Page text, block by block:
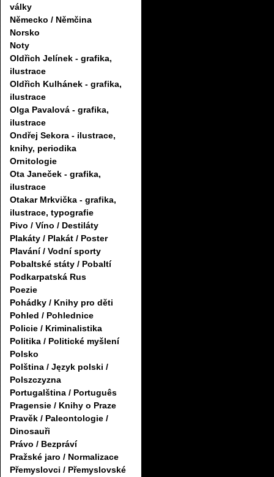
války
Německo / Němčina
Norsko
Noty
Oldřich Jelínek - grafika,
ilustrace
Oldřich Kulhánek - grafika,
ilustrace
Olga Pavalová - grafika,
ilustrace
Ondřej Sekora - ilustrace,
knihy, periodika
Ornitologie
Ota Janeček - grafika,
ilustrace
Otakar Mrkvička - grafika,
ilustrace, typografie
Pivo / Víno / Destiláty
Plakáty / Plakát / Poster
Plavání / Vodní sporty
Pobaltské státy / Pobaltí
Podkarpatská Rus
Poezie
Pohádky / Knihy pro děti
Pohled / Pohlednice
Policie / Kriminalistika
Politika / Politické myšlení
Polsko
Polština / Język polski /
Polszczyzna
Portugalština / Português
Pragensie / Knihy o Praze
Pravěk / Paleontologie /
Dinosauři
Právo / Bezpráví
Pražské jaro / Normalizace
Přemyslovci / Přemyslovské